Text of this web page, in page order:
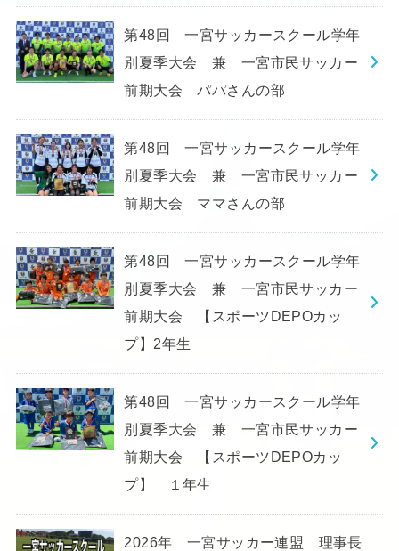
第48回 一宮サッカースクール学年
別夏季大会 兼 一宮市民サッカー
前期大会 パパさんの部
第48回 一宮サッカースクール学年
別夏季大会 兼 一宮市民サッカー
前期大会 ママさんの部
第48回 一宮サッカースクール学年
別夏季大会 兼 一宮市民サッカー
前期大会 【スポーツDEPOカッ
プ】2年生
第48回 一宮サッカースクール学年
別夏季大会 兼 一宮市民サッカー
前期大会 【スポーツDEPOカッ
プ】 １年生
2026年 一宮サッカー連盟 理事長